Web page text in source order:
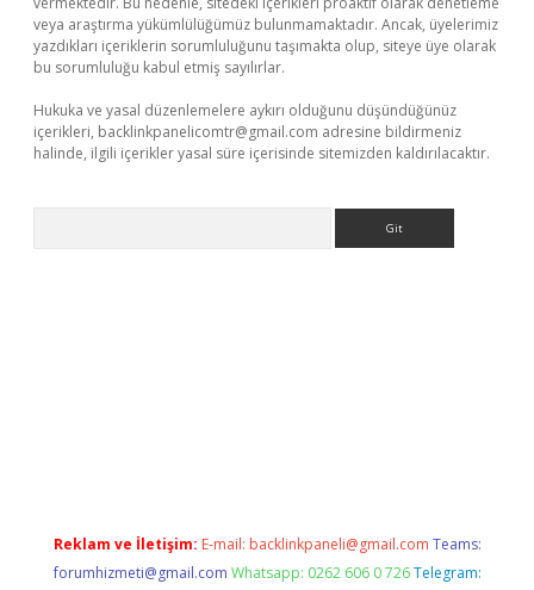
veya araştırma yükümlülüğümüz bulunmamaktadır. Ancak, üyelerimiz
yazdıkları içeriklerin sorumluluğunu taşımakta olup, siteye üye olarak
bu sorumluluğu kabul etmiş sayılırlar.
Hukuka ve yasal düzenlemelere aykırı olduğunu düşündüğünüz
içerikleri, backlinkpanelicomtr@gmail.com adresine bildirmeniz
halinde, ilgili içerikler yasal süre içerisinde sitemizden kaldırılacaktır.
Reklam ve İletişim: E-mail: backlinkpaneli@gmail.com Teams:
forumhizmeti@gmail.com Whatsapp: 0262 606 0 726 Telegram: